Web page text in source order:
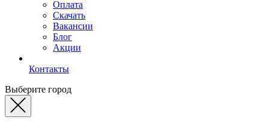
Оплата
Скачать
Вакансии
Блог
Акции
Контакты
Выберите город